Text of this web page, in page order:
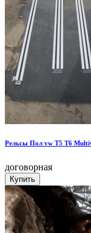
Рельсы Пол vw T5 T6
договорная